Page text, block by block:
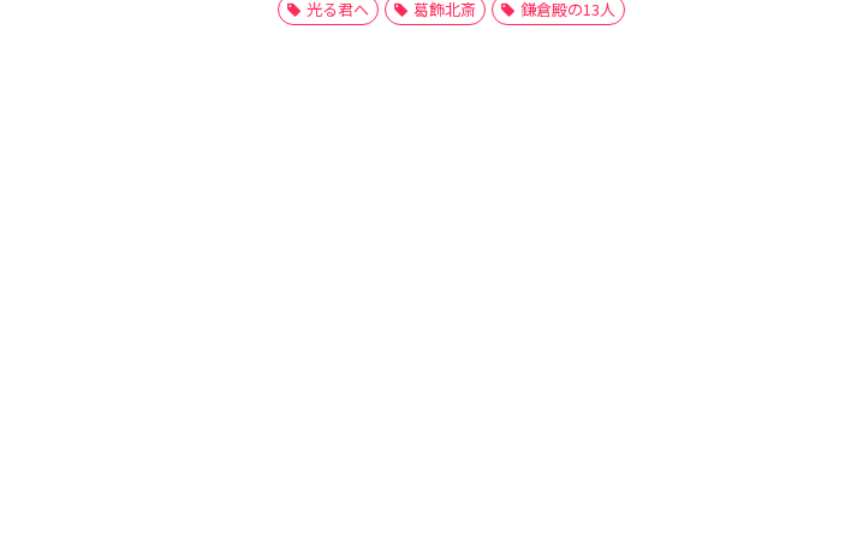
光る君へ 葛飾北斎 鎌倉殿の13人